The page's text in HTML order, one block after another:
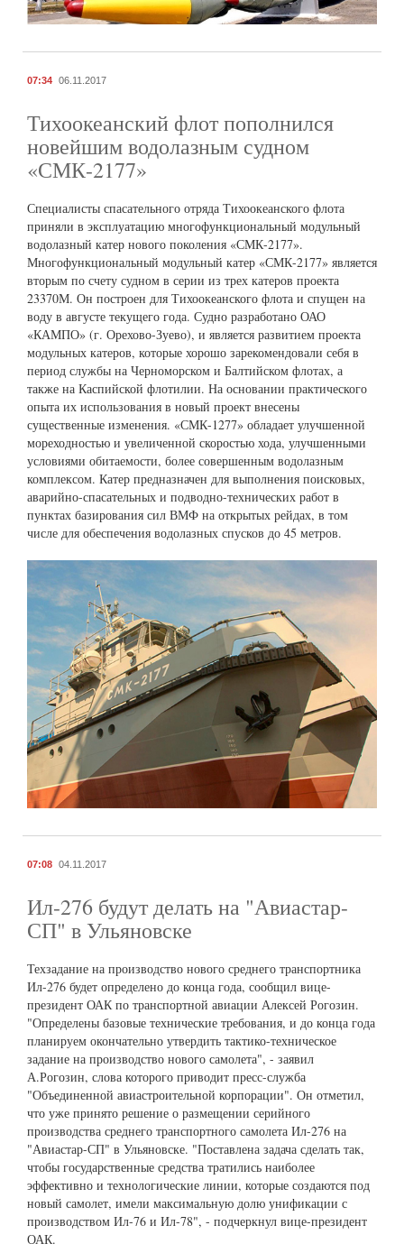
07:34 06.11.2017
Тихоокеанский флот пополнился
новейшим водолазным судном
«СМК-2177»
Специалисты спасательного отряда Тихоокеанского флота
приняли в эксплуатацию многофункциональный модульный
водолазный катер нового поколения «СМК-2177».
Многофункциональный модульный катер «СМК-2177» является
вторым по счету судном в серии из трех катеров проекта
23370М. Он построен для Тихоокеанского флота и спущен на
воду в августе текущего года. Судно разработано ОАО
«КАМПО» (г. Орехово-Зуево), и является развитием проекта
модульных катеров, которые хорошо зарекомендовали себя в
период службы на Черноморском и Балтийском флотах, а
также на Каспийской флотилии. На основании практического
опыта их использования в новый проект внесены
существенные изменения. «СМК-1277» обладает улучшенной
мореходностью и увеличенной скоростью хода, улучшенными
условиями обитаемости, более совершенным водолазным
комплексом. Катер предназначен для выполнения поисковых,
аварийно-спасательных и подводно-технических работ в
пунктах базирования сил ВМФ на открытых рейдах, в том
числе для обеспечения водолазных спусков до 45 метров.
07:08 04.11.2017
Ил-276 будут делать на "Авиастар-
СП" в Ульяновске
Техзадание на производство нового среднего транспортника
Ил-276 будет определено до конца года, сообщил вице-
президент ОАК по транспортной авиации Алексей Рогозин.
"Определены базовые технические требования, и до конца года
планируем окончательно утвердить тактико-техническое
задание на производство нового самолета", - заявил
А.Рогозин, слова которого приводит пресс-служба
"Объединенной авиастроительной корпорации". Он отметил,
что уже принято решение о размещении серийного
производства среднего транспортного самолета Ил-276 на
"Авиастар-СП" в Ульяновске. "Поставлена задача сделать так,
чтобы государственные средства тратились наиболее
эффективно и технологические линии, которые создаются под
новый самолет, имели максимальную долю унификации с
производством Ил-76 и Ил-78", - подчеркнул вице-президент
ОАК.